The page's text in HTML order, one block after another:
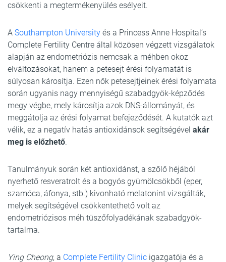
csökkenti a megtermékenyülés esélyeit.
A Southampton University és a Princess Anne Hospital’s
Complete Fertility Centre által közösen végzett vizsgálatok
alapján az endometriózis nemcsak a méhben okoz
elváltozásokat, hanem a petesejt érési folyamatát is
súlyosan károsítja. Ezen nők petesejtjeinek érési folyamata
során ugyanis nagy mennyiségű szabadgyök-képződés
megy végbe, mely károsítja azok DNS-állományát, és
meggátolja az érési folyamat befejeződését. A kutatók azt
vélik, ez a negatív hatás antioxidánsok segítségével akár
meg is előzhető.
Tanulmányuk során két antioxidánst, a szőlő héjából
nyerhető resveratrolt és a bogyós gyümölcsökből (eper,
szamóca, áfonya, stb.) kivonható melatonint vizsgálták,
melyek segítségével csökkentethető volt az
endometriózisos méh tüszőfolyadékának szabadgyök-
tartalma.
Ying Cheong, a Complete Fertility Clinic igazgatója és a